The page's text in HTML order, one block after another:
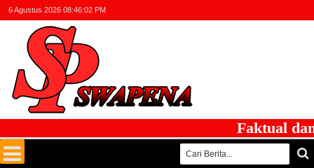
6 Agustus 2026 08:46:03 PM
Faktual dan